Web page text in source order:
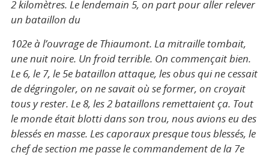
2 kilomètres. Le lendemain 5, on part pour aller relever
un bataillon du
102e à l’ouvrage de Thiaumont. La mitraille tombait,
une nuit noire. Un froid terrible. On commençait bien.
Le 6, le 7, le 5e bataillon attaque, les obus qui ne cessait
de dégringoler, on ne savait où se former, on croyait
tous y rester. Le 8, les 2 bataillons remettaient ça. Tout
le monde était blotti dans son trou, nous avions eu des
blessés en masse. Les caporaux presque tous blessés, le
chef de section me passe le commandement de la 7e